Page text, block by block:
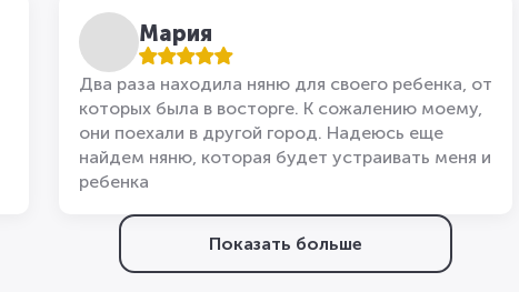
Мария
Два раза находила няню для своего ребенка, от
которых была в восторге. К сожалению моему,
они поехали в другой город. Надеюсь еще
найдем няню, которая будет устраивать меня и
ребенка
Показать больше